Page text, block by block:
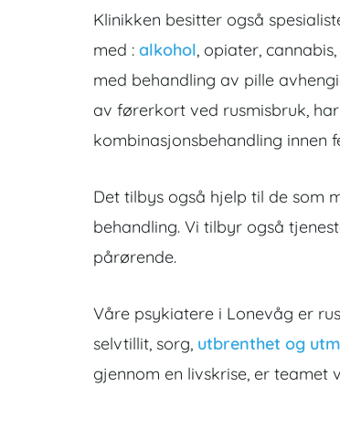
Klinikken besitter også
med : alkohol, opiater,
med behandling av pille
av førerkort ved rusmisbruk,
kombinasjonsbehandling innen
Det tilbys også hjelp til de som
behandling. Vi tilbyr også
pårørende.
Våre psykiatere i Lonevåg er
selvtillit, sorg, utbrenthet og
gjennom en livskrise, er